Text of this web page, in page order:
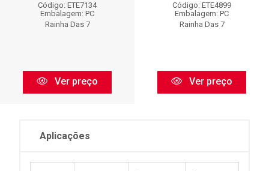
Código: ETE7134
Embalagem: PC
Rainha Das 7
Ver preço
Código: ETE4899
Embalagem: PC
Rainha Das 7
Ver preço
Aplicações